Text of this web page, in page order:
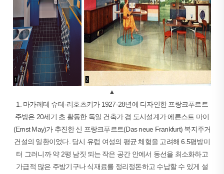
▲
1. 마가레테 슈테-리호츠키가 1927-28년에 디자인한 프랑크푸르트
주방은 20세기 초 활동한 독일 건축가 겸 도시설계가 에른스트 마이
(Ernst May)가 추진한 신 프랑크푸르트(Das neue Frankfurt) 복지주거
건설의 일환이었다. 당시 유럽 여성의 평균 체형을 고려해 6.5평방미
터 그러니까 약 2평 남짓 되는 작은 공간 안에서 동선을 최소화하고
가급적 많은 주방기구나 식재료를 정리정돈하고 수납할 수 있게 설